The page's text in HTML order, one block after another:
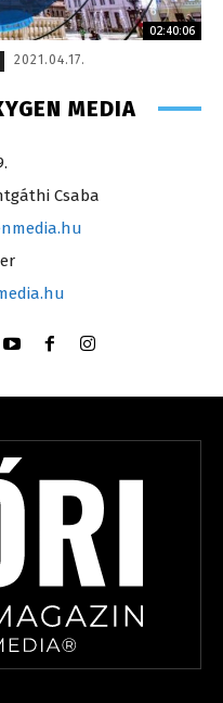
02:40:06
2021.04.17.
MEDIA
Csaba